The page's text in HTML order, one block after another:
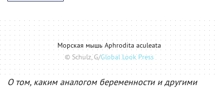
Морская мышь Aphrodita aculeata
© Schulz, G/Global Look Press
О том, каким аналогом беременности и другими